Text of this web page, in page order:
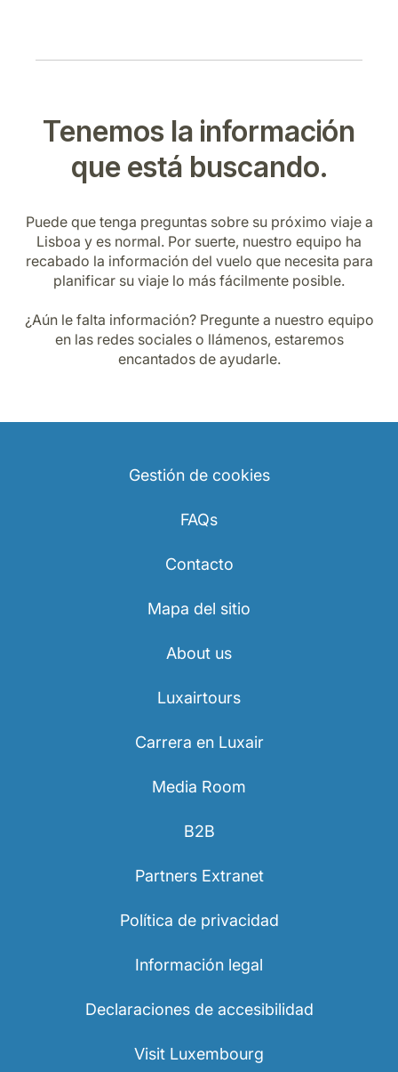
Tenemos la información
que está buscando.
Puede que tenga preguntas sobre su próximo viaje a
Lisboa y es normal. Por suerte, nuestro equipo ha
recabado la información del vuelo que necesita para
planificar su viaje lo más fácilmente posible.
¿Aún le falta información? Pregunte a nuestro equipo
en las redes sociales o llámenos, estaremos
encantados de ayudarle.
Gestión de cookies
FAQs
Contacto
Mapa del sitio
About us
Luxairtours
Carrera en Luxair
Media Room
B2B
Partners Extranet
Política de privacidad
Información legal
Declaraciones de accesibilidad
Visit Luxembourg